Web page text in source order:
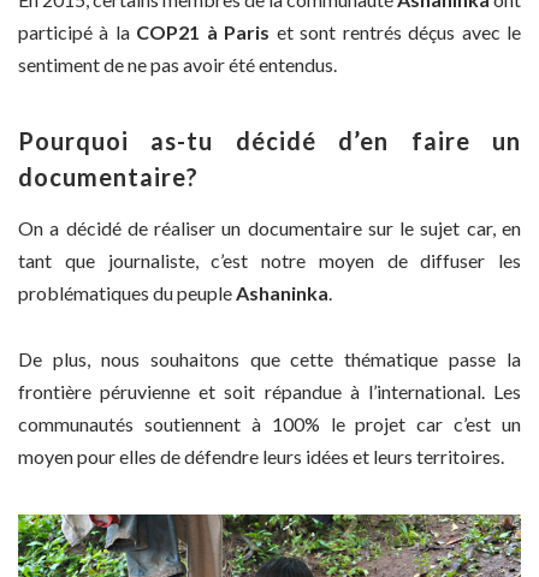
participé à la COP21 à Paris et sont rentrés déçus avec le
sentiment de ne pas avoir été entendus.
Pourquoi as-tu décidé d’en faire un
documentaire?
On a décidé de réaliser un documentaire sur le sujet car, en
tant que journaliste, c’est notre moyen de diffuser les
problématiques du peupleAshaninka.
De plus, nous souhaitons que cette thématique passe la
frontière péruvienne et soit répandue à l’international. Les
communautés soutiennent à 100% le projet car c’est un
moyen pour elles de défendre leurs idées et leurs territoires.